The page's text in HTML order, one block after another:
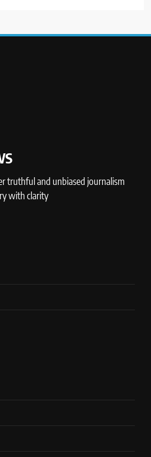
truthful and unbiased journalism
with clarity